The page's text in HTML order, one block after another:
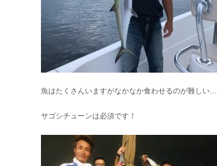
魚はたくさんいますがなかなか食わせるのが難しい…
サゴシチューンは必須です！